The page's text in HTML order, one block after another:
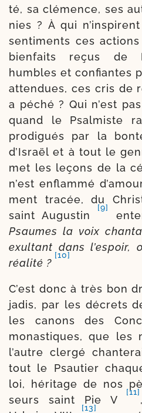
té, sa clé­mence, ses
nies ? À qui
sen­ti­ments ces
bien­faits reçus de
humbles et confiantes
atten­dues, ces cris de
a péché ? Qui n’est
quand le Psalmiste
pro­di­gués par la
d’Israël et à tout le
met les leçons de la
n’est enflam­mé
ment tra­cée, du
saint Augustin
[9]
Psaumes la voix
exul­tant dans l’espoir,
réa­li­té ?
[10]
C’est donc à très bon
jadis, par les décrets
les canons des
monas­tiques, que les
l’autre cler­gé
tout le Psautier
loi, héri­tage de nos
seurs saint Pie V
[11]
[13]